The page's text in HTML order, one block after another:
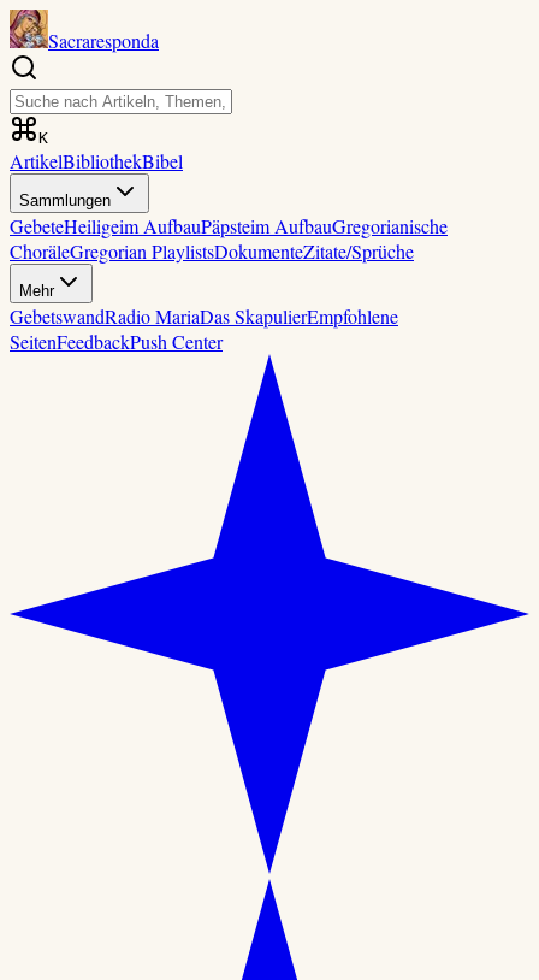
Sacraresponda
K
ArtikelBibliothekBibel
Sammlungen
GebeteHeiligeim AufbauPäpsteim AufbauGregorianische
ChoräleGregorian PlaylistsDokumenteZitate/Sprüche
Mehr
GebetswandRadio MariaDas SkapulierEmpfohlene
SeitenFeedbackPush Center